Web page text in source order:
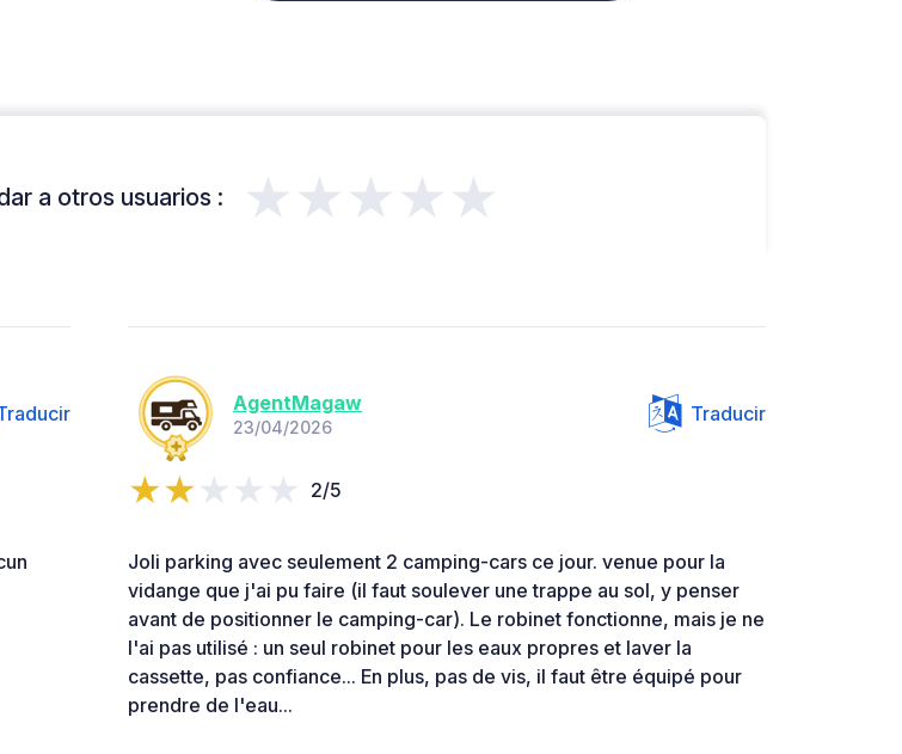
a otros usuarios : ★★★★★
AgentMagaw
23/04/2026
Traducir
2/5
Joli parking avec seulement 2 camping-cars ce jour. venue pour la
vidange que j'ai pu faire (il faut soulever une trappe au sol, y penser
avant de positionner le camping-car). Le robinet fonctionne, mais je ne
l'ai pas utilisé : un seul robinet pour les eaux propres et laver la
cassette, pas confiance... En plus, pas de vis, il faut être équipé pour
prendre de l'eau...